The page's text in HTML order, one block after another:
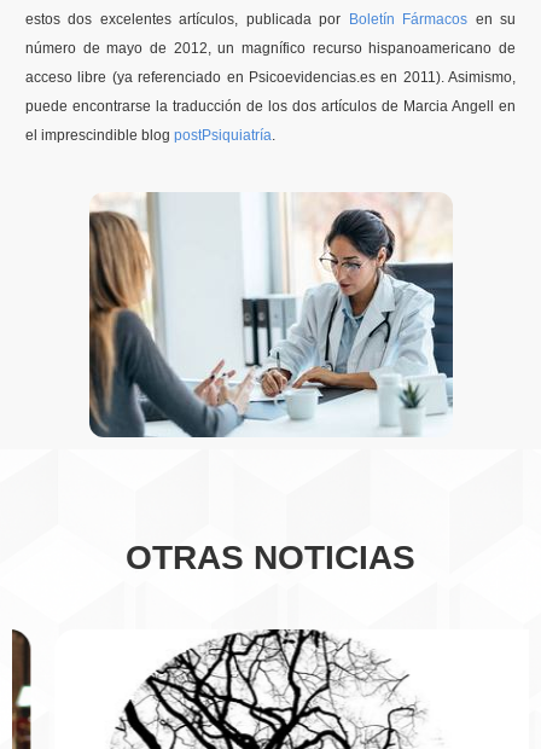
estos dos excelentes artículos, publicada por
Boletín Fármacos en su
número de mayo de 2012, un magnífico recurso hispanoamericano de
acceso libre (ya referenciado en Psicoevidencias.es en 2011). Asimismo,
puede encontrarse la traducción de los dos artículos de Marcia Angell en
el imprescindible blog postPsiquiatría.
OTRAS NOTICIAS